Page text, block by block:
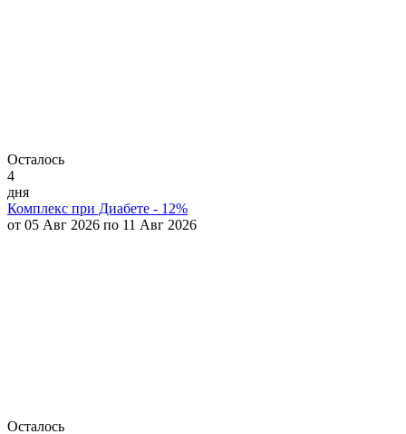
Осталось
4
дня
Комплекс при Диабете - 12%
от 05 Авг 2026 по 11 Авг 2026
Осталось